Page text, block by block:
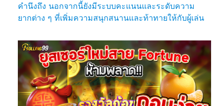
คำนึงถึง นอกจากนี้ยังมีระบบคะแนนและระดับความ
ยากต่าง ๆ ที่เพิ่มความสนุกสนานและท้าทายให้กับผู้เล่น